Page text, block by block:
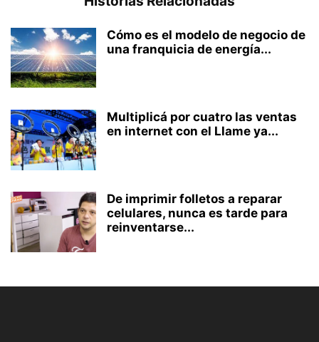
Cómo es el modelo de negocio de
una franquicia de energía...
Multiplicá por cuatro las ventas
en internet con el Llame ya...
De imprimir folletos a reparar
celulares, nunca es tarde para
reinventarse...